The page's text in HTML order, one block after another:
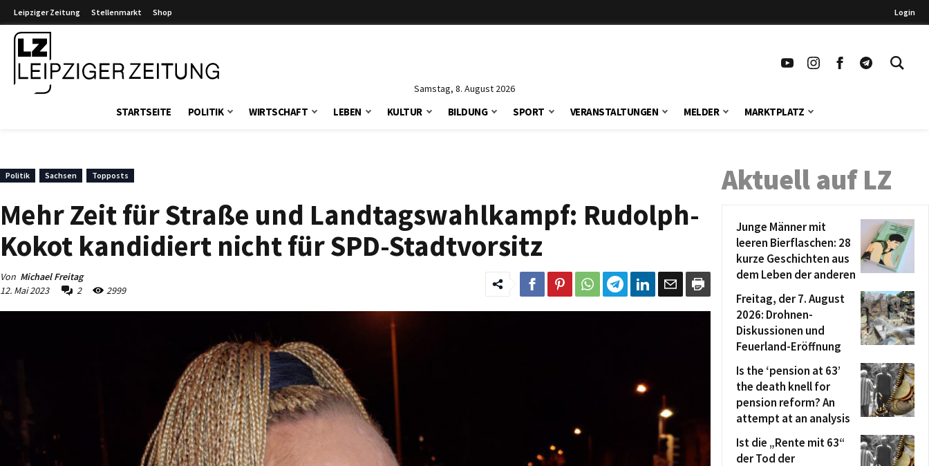
Leipziger Zeitung Stellenmarkt Shop Login
Samstag, 8. August 2026
STARTSEITE POLITIK WIRTSCHAFT LEBEN KULTUR BILDUNG SPORT VERANSTALTUNGEN MELDER MARKTPLATZ
Politik Sachsen Topposts
Mehr Zeit für Straße und Landtagswahlkampf: Rudolph-
Kokot kandidiert nicht für SPD-Stadtvorsitz
Von Michael Freitag
12. Mai 2023
2 2999
Aktuell auf LZ
Junge Männer mit
leeren Bierflaschen: 28
kurze Geschichten aus
dem Leben der anderen
Freitag, der 7. August
2026: Drohnen-
Diskussionen und
Feuerland-Eröffnung
Is the ‘pension at 63’
the death knell for
pension reform? An
attempt at an analysis
Ist die „Rente mit 63“
der Tod der